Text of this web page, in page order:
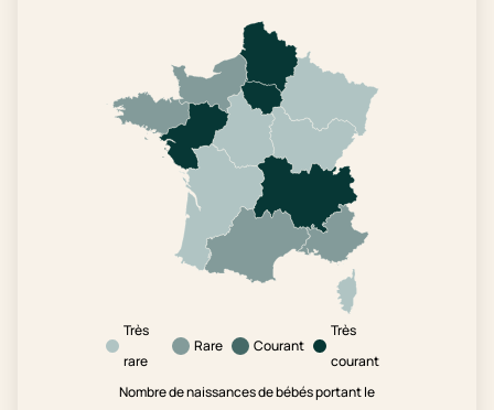
Très
rare
Rare Courant
Très
courant
Nombre de naissances de bébés portant le